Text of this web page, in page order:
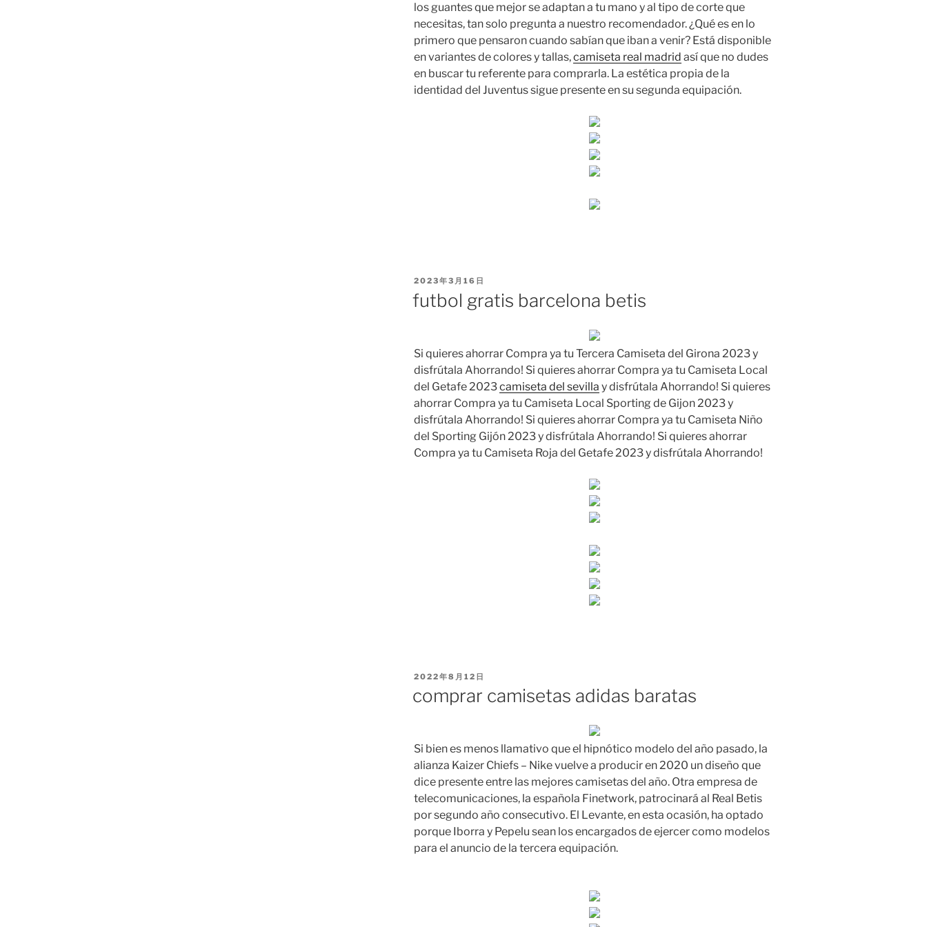
los guantes que mejor se adaptan a tu mano y al tipo de corte que
necesitas, tan solo pregunta a nuestro recomendador. ¿Qué es en lo
primero que pensaron cuando sabían que iban a venir? Está disponible
en variantes de colores y tallas,camiseta real madrid así que no dudes
en buscar tu referente para comprarla. La estética propia de la
identidad del Juventus sigue presente en su segunda equipación.
PUBLICADO
EL
2023年3月16日
futbol gratis barcelona betis
Si quieres ahorrar Compra ya tu Tercera Camiseta del Girona 2023 y
disfrútala Ahorrando! Si quieres ahorrar Compra ya tu Camiseta Local
del Getafe 2023camiseta del sevilla y disfrútala Ahorrando! Si quieres
ahorrar Compra ya tu Camiseta Local Sporting de Gijon 2023 y
disfrútala Ahorrando! Si quieres ahorrar Compra ya tu Camiseta Niño
del Sporting Gijón 2023 y disfrútala Ahorrando! Si quieres ahorrar
Compra ya tu Camiseta Roja del Getafe 2023 y disfrútala Ahorrando!
PUBLICADO
2022年8月12日
comprar camisetas adidas baratas
Si bien es menos llamativo que el hipnótico modelo del año pasado, la
alianza Kaizer Chiefs – Nike vuelve a producir en 2020 un diseño que
dice presente entre las mejores camisetas del año. Otra empresa de
telecomunicaciones, la española Finetwork, patrocinará al Real Betis
por segundo año consecutivo. El Levante, en esta ocasión, ha optado
porque Iborra y Pepelu sean los encargados de ejercer como modelos
para el anuncio de la tercera equipación.